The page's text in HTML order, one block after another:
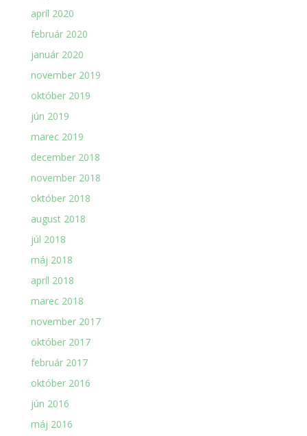
apríl 2020
február 2020
január 2020
november 2019
október 2019
jún 2019
marec 2019
december 2018
november 2018
október 2018
august 2018
júl 2018
máj 2018
apríl 2018
marec 2018
november 2017
október 2017
február 2017
október 2016
jún 2016
máj 2016